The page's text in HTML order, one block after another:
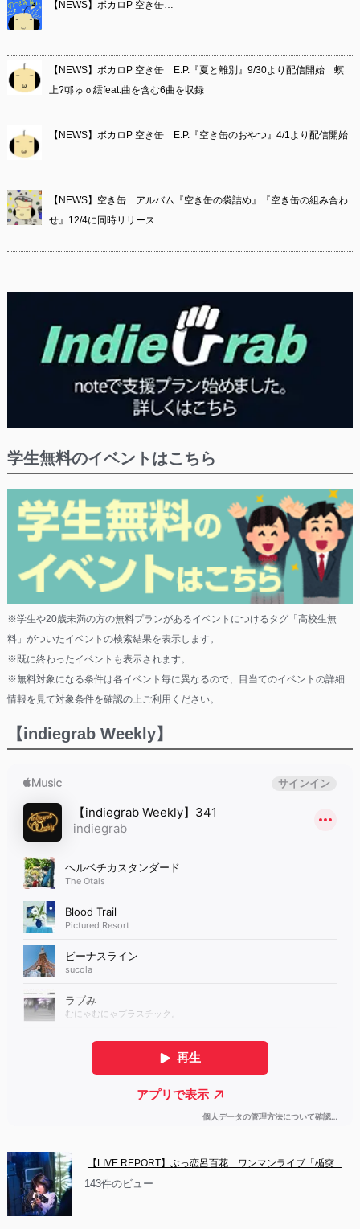
【NEWS】ボカロP 空き缶…
【NEWS】ボカロP 空き缶 E.P.『夏と離別』9/30より配信開始 螟
上?邨ゅｏ繧feat.曲を含む6曲を収録
【NEWS】ボカロP 空き缶 E.P.『空き缶のおやつ』4/1より配信開始
【NEWS】空き缶 アルバム『空き缶の袋詰め』『空き缶の組み合わ
せ』12/4に同時リリース
学生無料のイベントはこちら
※学生や20歳未満の方の無料プランがあるイベントにつけるタグ「高校生無
料」がついたイベントの検索結果を表示します。
※既に終わったイベントも表示されます。
※無料対象になる条件は各イベント毎に異なるので、目当てのイベントの詳細
情報を見て対象条件を確認の上ご利用ください。
【indiegrab Weekly】
【LIVE REPORT】ぶっ恋呂百花　ワンマンライブ「楯突...
143件のビュー